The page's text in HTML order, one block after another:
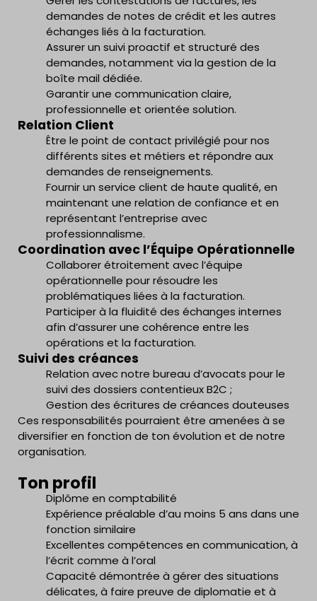
demandes de notes de crédit et les autres
échanges liés à la facturation.
Assurer un suivi proactif et structuré des
demandes, notamment via la gestion de la
boîte mail dédiée.
Garantir une communication claire,
professionnelle et orientée solution.
Relation Client
Être le point de contact privilégié pour nos
différents sites et métiers et répondre aux
demandes de renseignements.
Fournir un service client de haute qualité, en
maintenant une relation de confiance et en
représentant l’entreprise avec
professionnalisme.
Coordination avec l’Équipe Opérationnelle
Collaborer étroitement avec l’équipe
opérationnelle pour résoudre les
problématiques liées à la facturation.
Participer à la fluidité des échanges internes
afin d’assurer une cohérence entre les
opérations et la facturation.
Suivi des créances
Relation avec notre bureau d’avocats pour le
suivi des dossiers contentieux B2C ;
Gestion des écritures de créances douteuses
Ces responsabilités pourraient être amenées à se
diversifier en fonction de ton évolution et de notre
organisation.
Ton profil
Diplôme en comptabilité
Expérience préalable d’au moins 5 ans dans une
fonction similaire
Excellentes compétences en communication, à
l’écrit comme à l’oral
Capacité démontrée à gérer des situations
délicates, à faire preuve de diplomatie et à